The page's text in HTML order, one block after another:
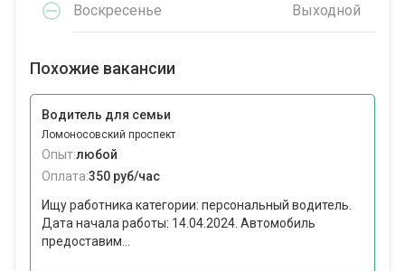
Воскресенье Выходной
Похожие вакансии
Водитель для семьи
Ломоносовский проспект
Опыт:любой
Оплата:350 руб/час
Ищу работника категории: персональный водитель.
Дата начала работы: 14.04.2024. Автомобиль
предоставим...